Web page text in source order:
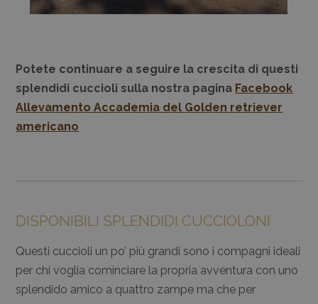
Potete continuare a seguire la crescita di questi
splendidi cuccioli sulla nostra pagina Facebook
Allevamento Accademia del Golden retriever
americano
DISPONIBILI SPLENDIDI CUCCIOLONI
Questi cuccioli un po’ più grandi sono i compagni ideali
per chi voglia cominciare la propria avventura con uno
splendido amico a quattro zampe ma che per